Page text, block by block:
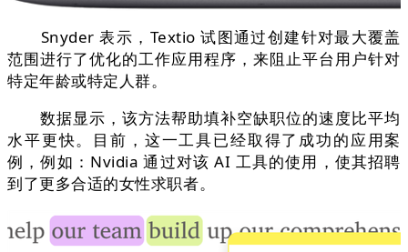
Snyder 表示，Textio 试图通过创建针对最大覆盖
范围进行了优化的工作应用程序，来阻止平台用户针对
特定年龄或特定人群。
数据显示，该方法帮助填补空缺职位的速度比平均
水平更快。目前，这一工具已经取得了成功的应用案
例，例如：Nvidia 通过对该 AI 工具的使用，使其招聘
到了更多合适的女性求职者。